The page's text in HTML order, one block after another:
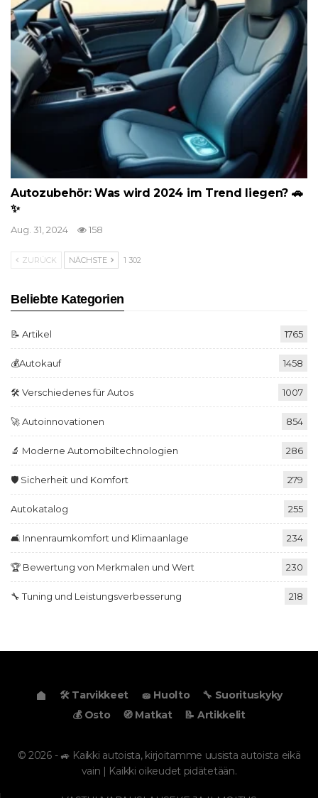
Autozubehör: Was wird 2024 im Trend liegen? 🚗
✨
Aug. 31, 2024 158
ZURÜCK NÄCHSTE 1 302
Beliebte Kategorien
📝 Artikel 1765
💰Autokauf 1458
🛠️ Verschiedenes für Autos 1007
🚀 Autoinnovationen 854
🔬 Moderne Automobiltechnologien 286
🛡️ Sicherheit und Komfort 279
Autokatalog 255
🛋️ Innenraumkomfort und Klimaanlage 234
🏆 Bewertung von Merkmalen und Wert 230
🔧 Tuning und Leistungsverbesserung 218
🛠️ Tarvikkeet 🧽 Huolto
🔧 Suorituskyky
💰 Osto
🧭 Matkat 📝 Artikkelit
© 2026 - 🚙 Kaikki autoista, kirjoitamme uusista autoista eikä
vain | Kaikki oikeudet pidätetään.